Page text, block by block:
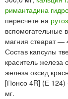
римантадина
пересчете на
вспомогательные
магния стеарат —
Состав капсулы
краситель
железа оксид
[Понсо 4R] (Е
мг.